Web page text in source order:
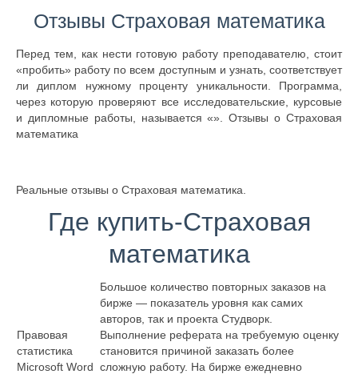
Отзывы Страховая математика
Перед тем, как нести готовую работу преподавателю, стоит
«пробить» работу по всем доступным и узнать, соответствует
ли диплом нужному проценту уникальности. Программа,
через которую проверяют все исследовательские, курсовые
и дипломные работы, называется «». Отзывы о Страховая
математика
Реальные отзывы о Страховая математика.
Где купить-Страховая
математика
Правовая
статистика
Microsoft Word
Большое количество повторных заказов на
бирже — показатель уровня как самих
авторов, так и проекта Студворк.
Выполнение реферата на требуемую оценку
становится причиной заказать более
сложную работу. На бирже ежедневно